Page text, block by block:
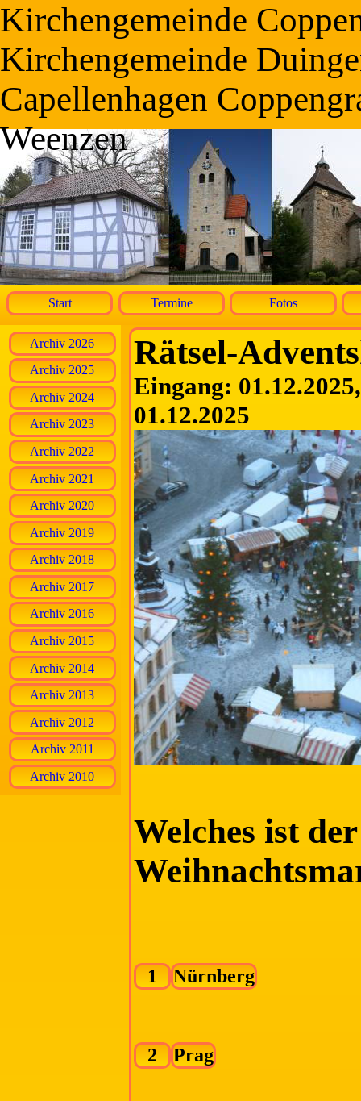
Kirchengemeinde
Kirchengemeinde
Capellenhagen
Weenzen
Start Termine Fotos
Archiv 2026
Archiv 2025
Archiv 2024
Archiv 2023
Archiv 2022
Archiv 2021
Archiv 2020
Archiv 2019
Archiv 2018
Archiv 2017
Archiv 2016
Archiv 2015
Archiv 2014
Archiv 2013
Archiv 2012
Archiv 2011
Archiv 2010
Rätsel-
Eingang:
01.12.2025
Welches ist
1 Nürnberg
2 Prag